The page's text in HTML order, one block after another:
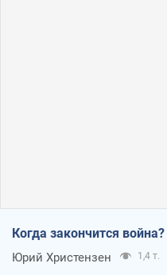
Когда закончится война?
Юрий Христензен 1,4 т.